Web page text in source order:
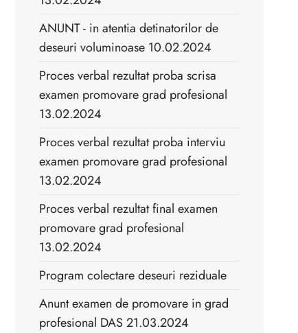
ANUNT - in atentia detinatorilor de
deseuri voluminoase 10.02.2024
Proces verbal rezultat proba scrisa
examen promovare grad profesional
13.02.2024
Proces verbal rezultat proba interviu
examen promovare grad profesional
13.02.2024
Proces verbal rezultat final examen
promovare grad profesional
13.02.2024
Program colectare deseuri reziduale
Anunt examen de promovare in grad
profesional DAS 21.03.2024